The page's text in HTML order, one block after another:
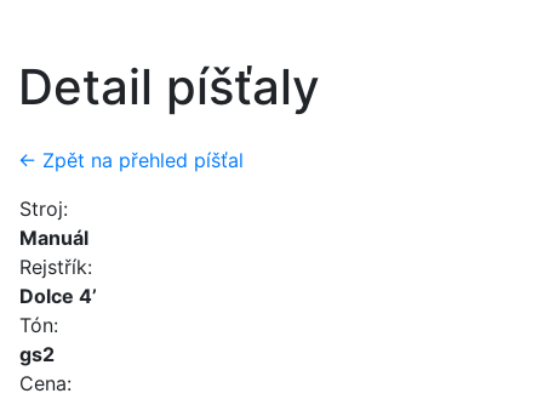
Detail píšťaly
← Zpět na přehled píšťal
Stroj:
Manuál
Rejstřík:
Dolce 4’
Tón:
gs2
Cena: